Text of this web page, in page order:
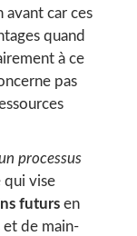
avant car ces
quand
à ce
pas
processus
qui vise
futurs en
et de main-